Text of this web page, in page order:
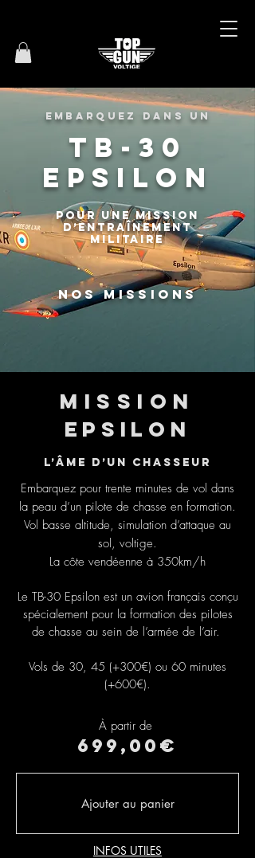
Embarquez dans un
TB-30
Epsilon
pour une mission
d’entraînement
militaire
Nos missions
Mission
Epsilon
L’âme d’un chasseur
Embarquez pour trente minutes de vol dans
la peau d’un pilote de chasse en formation.
Vol basse altitude, simulation d’attaque au
sol, voltige.
La côte vendéenne à 350km/h
Le TB-30 Epsilon est un avion français conçu
spécialement pour la formation des pilotes
de chasse au sein de l’armée de l’air.
Vols de 30, 45 (+300€) ou 60 minutes
(+600€).
À partir de
699,00€
Ajouter au panier
INFOS UTILES